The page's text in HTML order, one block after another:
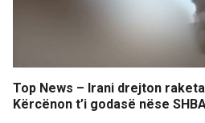
Top News – Irani drejton
Kërcënon t’i godasë nëse